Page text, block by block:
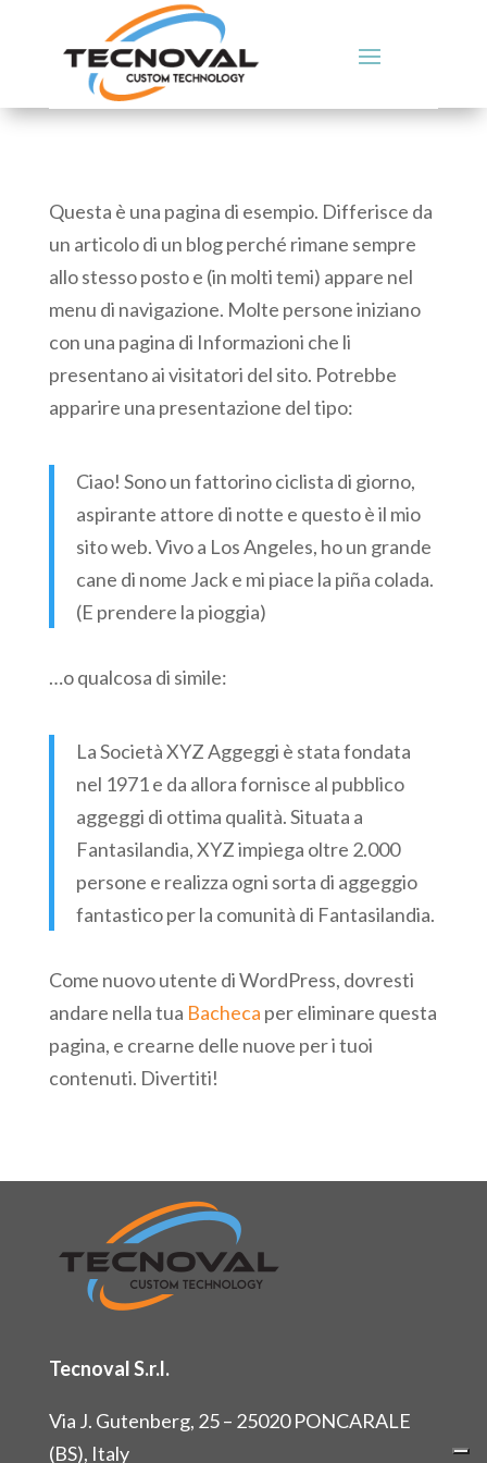
Questa è una pagina di esempio. Differisce da
un articolo di un blog perché rimane sempre
allo stesso posto e (in molti temi) appare nel
menu di navigazione. Molte persone iniziano
con una pagina di Informazioni che li
presentano ai visitatori del sito. Potrebbe
apparire una presentazione del tipo:
Ciao! Sono un fattorino ciclista di giorno,
aspirante attore di notte e questo è il mio
sito web. Vivo a Los Angeles, ho un grande
cane di nome Jack e mi piace la piña colada.
(E prendere la pioggia)
…o qualcosa di simile:
La Società XYZ Aggeggi è stata fondata
nel 1971 e da allora fornisce al pubblico
aggeggi di ottima qualità. Situata a
Fantasilandia, XYZ impiega oltre 2.000
persone e realizza ogni sorta di aggeggio
fantastico per la comunità di Fantasilandia.
Come nuovo utente di WordPress, dovresti
andare nella tua Bacheca per eliminare questa
pagina, e crearne delle nuove per i tuoi
contenuti. Divertiti!
Tecnoval S.r.l.
Via J. Gutenberg, 25 – 25020 PONCARALE
(BS), Italy